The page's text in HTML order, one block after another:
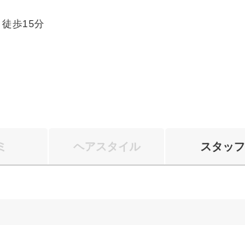
歩15分
ヘアスタイル スタッフ